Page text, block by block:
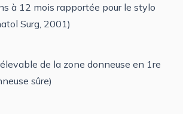
à 12 mois rapportée pour le stylo
Surg, 2001)
de la zone donneuse en 1re
sûre)